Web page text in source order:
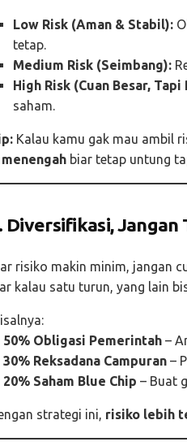
Low Risk (Aman & Stabil):
tetap.
Medium Risk (Seimbang):
High Risk (Cuan Besar,
saham.
Kalau kamu gak mau ambil
biar tetap untung
Diversifikasi, Jangan
risiko makin minim, jangan
kalau satu turun, yang lain
50% Obligasi Pemerintah –
30% Reksadana Campuran –
20% Saham Blue Chip – Buat
strategi ini, risiko lebih